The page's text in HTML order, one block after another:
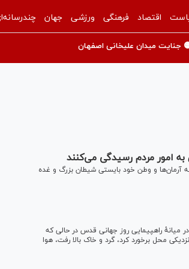
اقتصاد فرهنگی ورزشی جهان
جنایت میدان علیخانی اصفهان
امور مردم رسیدگی می‌کنند
آرمان‌ها و وطن خود بایستی شیطان بزرگ و غده
راهپیمایی روز جهانی قدس در حالی که
محل برخورد کرد، گرد و خاک بالا رفت، هوا